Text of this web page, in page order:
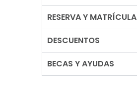
RESERVA Y MATRÍCULA
DESCUENTOS
BECAS Y AYUDAS